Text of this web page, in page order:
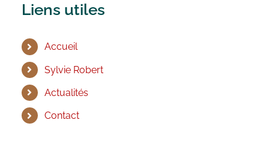
Liens utiles
Accueil
Sylvie Robert
Actualités
Contact